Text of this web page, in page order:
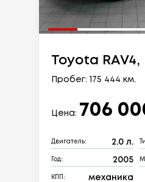
Toyota RAV4,
Пробег: 175 444 км.
Цена: 706
Двигатель: 2.0 л.
Год: 2005
КПП: механика